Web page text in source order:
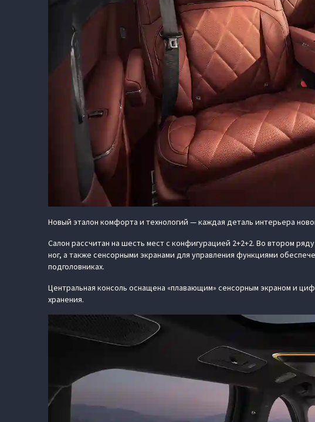
Новый эталон комфорта и технологий — каждая деталь интерьера
Салон рассчитан на шесть мест с конфигурацией 2+2+2. Во втором
ног, а также сенсорными экранами для управления функциями
подголовниках.
Центральная консоль оснащена «плавающим» сенсорным экраном и
хранения.